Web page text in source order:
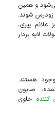
و همین
زودرس شوند.
پیری،
لایه بردار
هستند.
صابون
حاوی